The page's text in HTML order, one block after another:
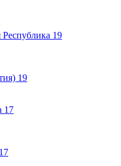
Республика 19
19
17
17